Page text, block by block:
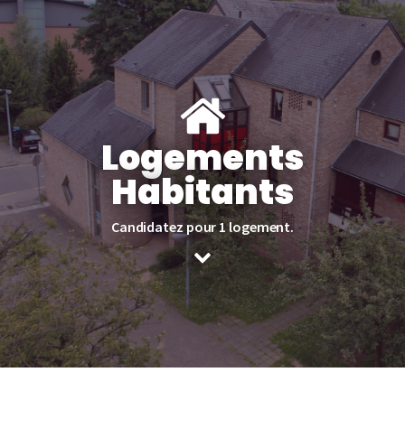
Logements
Habitants
Candidatez pour 1 logement.